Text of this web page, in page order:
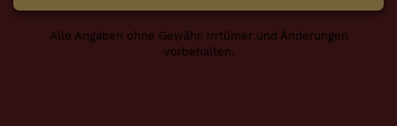
Alle Angaben ohne Gewähr. Irrtümer und Änderungen
vorbehalten.